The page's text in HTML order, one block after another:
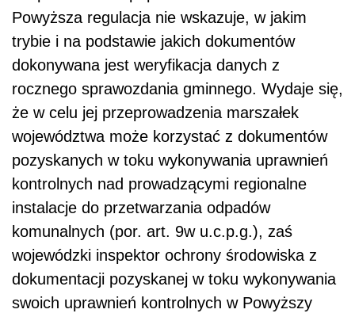
Powyższa regulacja nie wskazuje, w jakim
trybie i na podstawie jakich dokumentów
dokonywana jest weryfikacja danych z
rocznego sprawozdania gminnego. Wydaje się,
że w celu jej przeprowadzenia marszałek
województwa może korzystać z dokumentów
pozyskanych w toku wykonywania uprawnień
kontrolnych nad prowadzącymi regionalne
instalacje do przetwarzania odpadów
komunalnych (por. art. 9w u.c.p.g.), zaś
wojewódzki inspektor ochrony środowiska z
dokumentacji pozyskanej w toku wykonywania
swoich uprawnień kontrolnych w Powyższy